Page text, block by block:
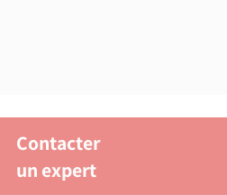
Contacter
un expert